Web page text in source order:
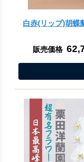
白赤(リップ)胡
販売価格